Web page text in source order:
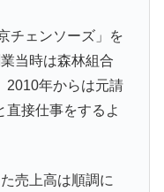
チェンソーズ」を
当時は森林組合
2010年からは元請
直接仕事をするよ
売上高は順調に